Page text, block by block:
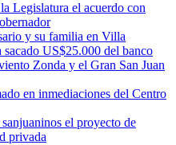
Legislatura el acuerdo con
y su familia en Villa
US$25.000 del banco
Zonda y el Gran San Juan
en inmediaciones del Centro
el proyecto de
privada